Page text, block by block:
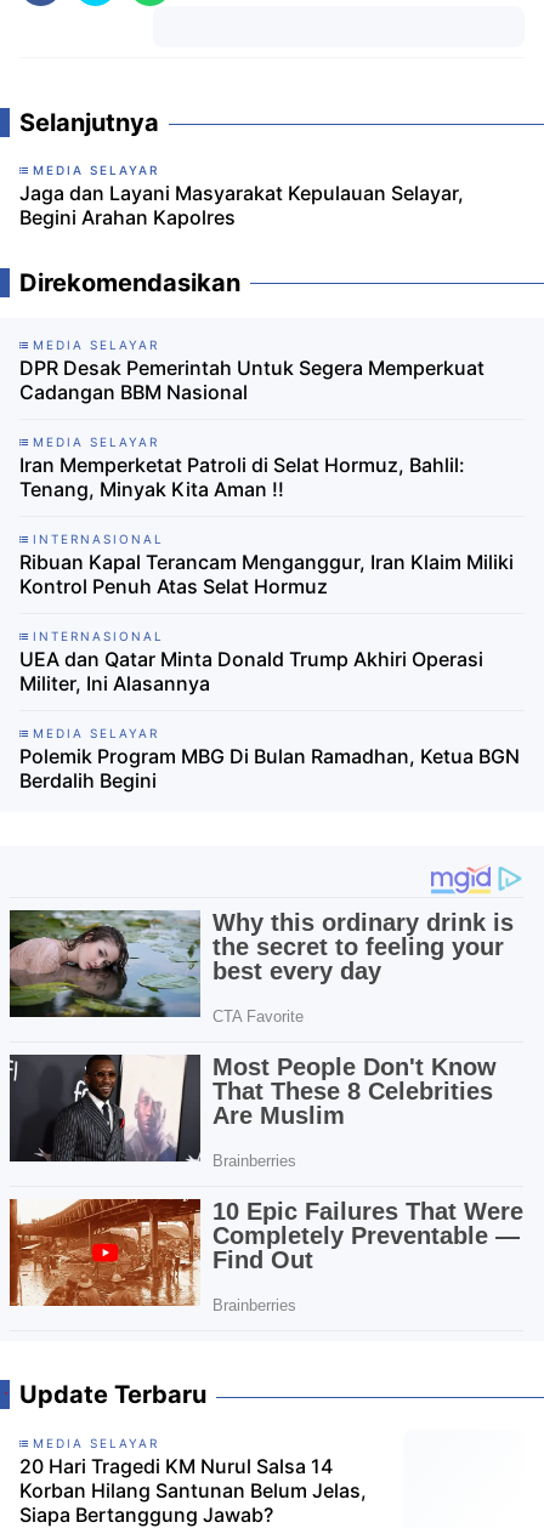
Selanjutnya
MEDIA SELAYAR
Jaga dan Layani Masyarakat Kepulauan Selayar,
Begini Arahan Kapolres
Direkomendasikan
MEDIA SELAYAR
DPR Desak Pemerintah Untuk Segera Memperkuat
Cadangan BBM Nasional
MEDIA SELAYAR
Iran Memperketat Patroli di Selat Hormuz, Bahlil:
Tenang, Minyak Kita Aman !!
INTERNASIONAL
Ribuan Kapal Terancam Menganggur, Iran Klaim Miliki
Kontrol Penuh Atas Selat Hormuz
INTERNASIONAL
UEA dan Qatar Minta Donald Trump Akhiri Operasi
Militer, Ini Alasannya
MEDIA SELAYAR
Polemik Program MBG Di Bulan Ramadhan, Ketua BGN
Berdalih Begini
Update Terbaru
MEDIA SELAYAR
20 Hari Tragedi KM Nurul Salsa 14
Korban Hilang Santunan Belum Jelas,
Siapa Bertanggung Jawab?